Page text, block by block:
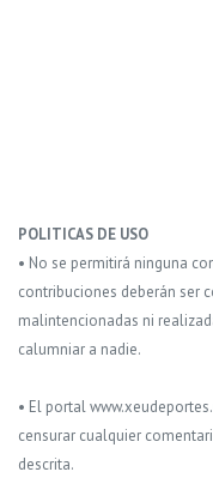
POLITICAS DE USO
• No se permitirá ninguna
contribuciones deberán ser
malintencionadas ni
calumniar a nadie.
• El portal
censurar cualquier
descrita.